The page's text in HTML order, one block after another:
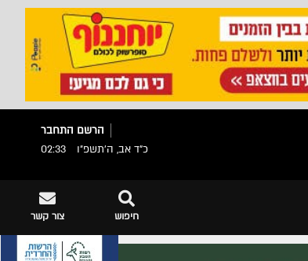
הרשם התחבר
כ"ד אב, ה׳תשפ״ו
02:33
צור קשר חיפוש